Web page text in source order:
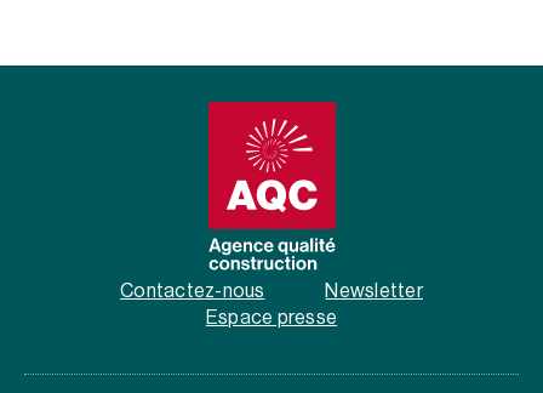
Contactez-nous
Newsletter
Espace presse